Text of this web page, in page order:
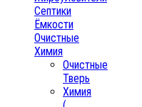
Септики
Ёмкости
Очистные
Химия
Очистные
Тверь
Химия